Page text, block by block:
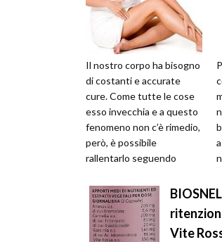
Il nostro corpo ha bisogno
di costanti e accurate
cure. Come tutte le cose
esso invecchia e a questo
fenomeno non c’è rimedio,
però, è possibile
rallentarlo seguendo
Per ten...
Vite